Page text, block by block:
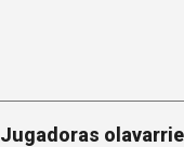
Jugadoras